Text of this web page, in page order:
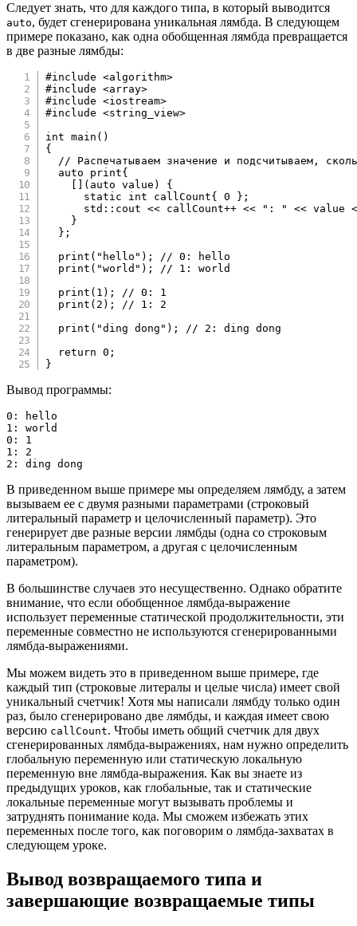
Следует знать, что для каждого типа, в который выводится
auto, будет сгенерирована уникальная лямбда. В следующем
примере показано, как одна обобщенная лямбда превращается
в две разные лямбды:
#include
<algorithm>
#include
<array>
#include
<iostream>
#include
<string_view>
int
main ( )
{
// Распечатываем значение и подсчитываем,
auto print{
( auto value )
{
static
int callCount{ 0 } ;
      std
:: cout << callCount++ << ": " << value
}
} ;
print ( "hello" ) ;
// 0: hello
print ( "world" ) ;
// 1: world
print ( 1 ) ;
// 0: 1
print ( 2 ) ;
// 1: 2
print ( "ding dong" ) ;
// 2: ding dong
return
0 ;
}
Вывод программы:
0: hello
1: world
0: 1
1: 2
2: ding dong
В приведенном выше примере мы определяем лямбду, а затем
вызываем ее с двумя разными параметрами (строковый
литеральный параметр и целочисленный параметр). Это
генерирует две разные версии лямбды (одна со строковым
литеральным параметром, а другая с целочисленным
параметром).
В большинстве случаев это несущественно. Однако обратите
внимание, что если обобщенное лямбда-выражение
использует переменные статической продолжительности, эти
переменные совместно не используются сгенерированными
лямбда-выражениями.
Мы можем видеть это в приведенном выше примере, где
каждый тип (строковые литералы и целые числа) имеет свой
уникальный счетчик! Хотя мы написали лямбду только один
раз, было сгенерировано две лямбды, и каждая имеет свою
версию callCount. Чтобы иметь общий счетчик для двух
сгенерированных лямбда-выражениях, нам нужно определить
глобальную переменную или статическую локальную
переменную вне лямбда-выражения. Как вы знаете из
предыдущих уроков, как глобальные, так и статические
локальные переменные могут вызывать проблемы и
затруднять понимание кода. Мы сможем избежать этих
переменных после того, как поговорим о лямбда-захватах в
следующем уроке.
Вывод возвращаемого типа и
завершающие возвращаемые типы